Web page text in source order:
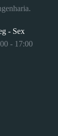
- Sex
- 17:00